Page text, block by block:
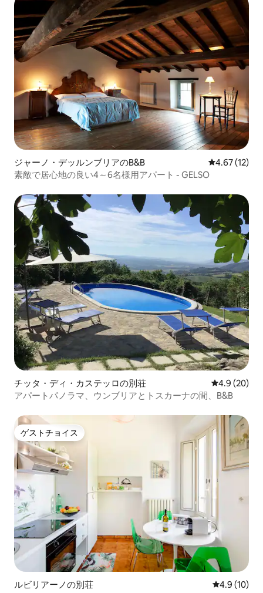
ジャーノ・デッルンブリアのB&B レビュー12
4.67 (12)
素敵で居心地の良い4～6名様用アパート - GELSO
チッタ・ディ・カステッロの別荘 レビュー20
4.9 (20)
アパートパノラマ、ウンブリアとトスカーナの間、B&B
ゲストチョイス
ゲストチョイス
ルビリアーノの別荘 レビュー10
4.9 (10)